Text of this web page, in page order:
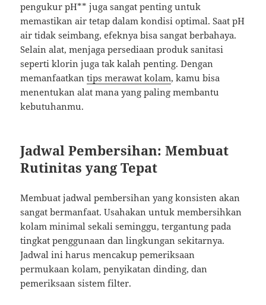
pengukur pH** juga sangat penting untuk
memastikan air tetap dalam kondisi optimal. Saat pH
air tidak seimbang, efeknya bisa sangat berbahaya.
Selain alat, menjaga persediaan produk sanitasi
seperti klorin juga tak kalah penting. Dengan
memanfaatkantips merawat kolam, kamu bisa
menentukan alat mana yang paling membantu
kebutuhanmu.
Jadwal Pembersihan: Membuat
Rutinitas yang Tepat
Membuat jadwal pembersihan yang konsisten akan
sangat bermanfaat. Usahakan untuk membersihkan
kolam minimal sekali seminggu, tergantung pada
tingkat penggunaan dan lingkungan sekitarnya.
Jadwal ini harus mencakup pemeriksaan
permukaan kolam, penyikatan dinding, dan
pemeriksaan sistem filter.